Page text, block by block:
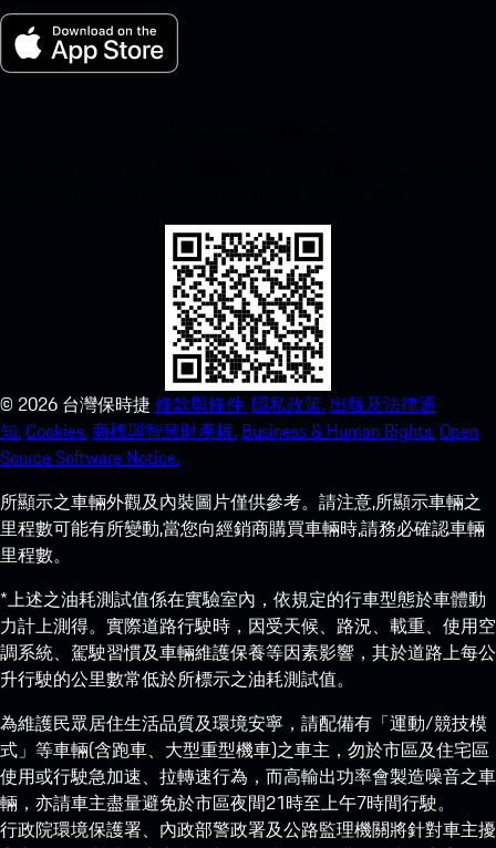
© 2026 台灣保時捷 條款與條件.隱私政策. 出版及法律通
知.Cookies.商標與智慧財產權. Business & Human Rights.Open
Source Software Notice.
所顯示之車輛外觀及內裝圖片僅供參考。請注意,所顯示車輛之
里程數可能有所變動,當您向經銷商購買車輛時,請務必確認車輛
里程數。
*上述之油耗測試值係在實驗室內，依規定的行車型態於車體動
力計上測得。實際道路行駛時，因受天候、路況、載重、使用空
調系統、駕駛習慣及車輛維護保養等因素影響，其於道路上每公
升行駛的公里數常低於所標示之油耗測試值。
為維護民眾居住生活品質及環境安寧，請配備有「運動/競技模
式」等車輛(含跑車、大型重型機車)之車主，勿於市區及住宅區
使用或行駛急加速、拉轉速行為，而高輸出功率會製造噪音之車
輛，亦請車主盡量避免於市區夜間21時至上午7時間行駛。
行政院環境保護署、內政部警政署及公路監理機關將針對車主擾